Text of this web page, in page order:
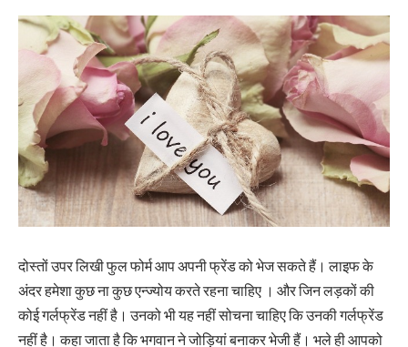
‌‌‌दोस्तों उपर लिखी फुल फोर्म आप अपनी फ्रेंड को भेज सकते हैं। लाइफ के
अंदर हमेशा कुछ ना कुछ एन्ज्योय करते रहना चाहिए । और जिन लड़कों की
कोई गर्लफ्रेंड नहीं है। उनको भी यह नहीं सोचना चाहिए कि उनकी गर्लफ्रेंड
नहीं है। कहा जाता है कि भगवान ने जोड़ियां बनाकर भेजी हैं। ‌‌‌भले ही आपको